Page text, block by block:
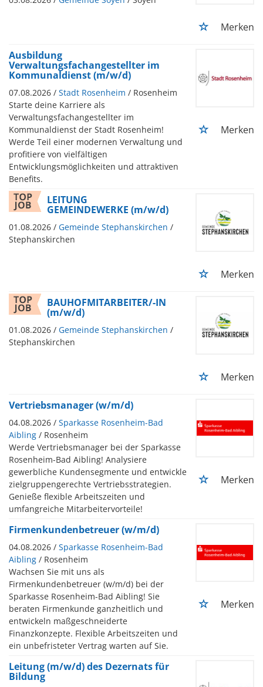
Merken
Ausbildung
Verwaltungsfachangestellter im
Kommunaldienst (m/w/d)
07.08.2026 / Stadt Rosenheim / Rosenheim
Starte deine Karriere als
Verwaltungsfachangestellter im
Kommunaldienst der Stadt Rosenheim!
Werde Teil einer modernen Verwaltung und
profitiere von vielfältigen
Entwicklungsmöglichkeiten und attraktiven
Benefits.
Merken
LEITUNG
GEMEINDEWERKE (m/w/d)
01.08.2026 / Gemeinde Stephanskirchen /
Stephanskirchen
Merken
BAUHOFMITARBEITER/-IN
(m/w/d)
01.08.2026 / Gemeinde Stephanskirchen /
Stephanskirchen
Merken
Vertriebsmanager (w/m/d)
04.08.2026 / Sparkasse Rosenheim-Bad
Aibling / Rosenheim
Werde Vertriebsmanager bei der Sparkasse
Rosenheim-Bad Aibling! Analysiere
gewerbliche Kundensegmente und entwickle
zielgruppengerechte Vertriebsstrategien.
Genieße flexible Arbeitszeiten und
umfangreiche Mitarbeitervorteile!
Merken
Firmenkundenbetreuer (w/m/d)
04.08.2026 / Sparkasse Rosenheim-Bad
Aibling / Rosenheim
Wachsen Sie mit uns als
Firmenkundenbetreuer (w/m/d) bei der
Sparkasse Rosenheim-Bad Aibling! Sie
beraten Firmenkunde ganzheitlich und
entwickeln maßgeschneiderte
Finanzkonzepte. Flexible Arbeitszeiten und
ein unbefristeter Vertrag warten auf Sie.
Merken
Leitung (m/w/d) des Dezernats für
Bildung